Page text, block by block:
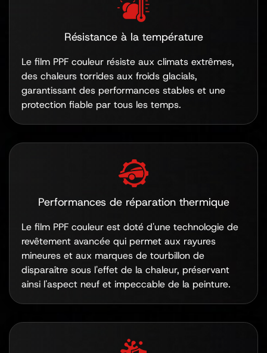
Résistance à la température
Le film PPF couleur résiste aux climats extrêmes,
des chaleurs torrides aux froids glacials,
garantissant des performances stables et une
protection fiable par tous les temps.
Performances de réparation thermique
Le film PPF couleur est doté d'une technologie de
revêtement avancée qui permet aux rayures
mineures et aux marques de tourbillon de
disparaître sous l'effet de la chaleur, préservant
ainsi l'aspect neuf et impeccable de la peinture.